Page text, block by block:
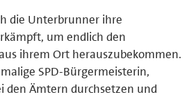
die Unterbrunner ihre
um endlich den
ihrem Ort herauszubekommen.
SPD-Bürgermeisterin,
den Ämtern durchsetzen und